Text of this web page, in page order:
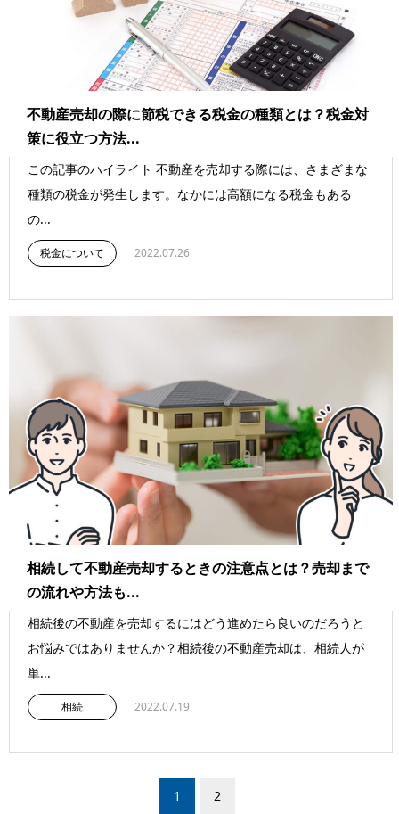
不動産売却の際に節税できる税金の種類とは？税金対
策に役立つ方法...
この記事のハイライト 不動産を売却する際には、さまざまな
種類の税金が発生します。なかには高額になる税金もある
の...
税金について 2022.07.26
相続して不動産売却するときの注意点とは？売却まで
の流れや方法も...
相続後の不動産を売却するにはどう進めたら良いのだろうと
お悩みではありませんか？相続後の不動産売却は、相続人が
単...
相続 2022.07.19
1 2